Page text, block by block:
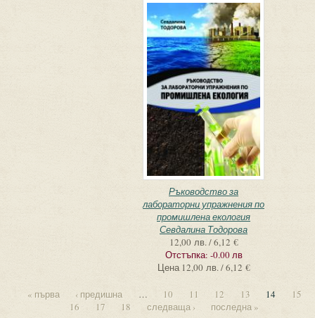
Ръководство за
лабораторни упражнения по
промишлена екология
Севдалина Тодорова
12,00 лв. / 6,12 €
Отстъпка: -0.00 лв
Цена 12,00 лв. / 6,12 €
« първа ‹ предишна … 10 11 12 13 14
15
16
17 18 следваща › последна »